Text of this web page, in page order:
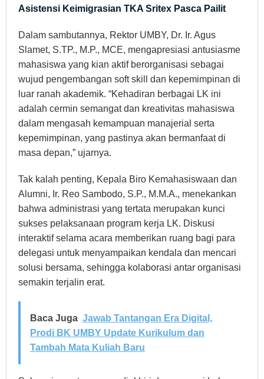
Asistensi Keimigrasian TKA Sritex Pasca Pailit
Dalam sambutannya, Rektor UMBY, Dr. Ir. Agus
Slamet, S.TP., M.P., MCE, mengapresiasi antusiasme
mahasiswa yang kian aktif berorganisasi sebagai
wujud pengembangan soft skill dan kepemimpinan di
luar ranah akademik. “Kehadiran berbagai LK ini
adalah cermin semangat dan kreativitas mahasiswa
dalam mengasah kemampuan manajerial serta
kepemimpinan, yang pastinya akan bermanfaat di
masa depan,” ujarnya.
Tak kalah penting, Kepala Biro Kemahasiswaan dan
Alumni, Ir. Reo Sambodo, S.P., M.M.A., menekankan
bahwa administrasi yang tertata merupakan kunci
sukses pelaksanaan program kerja LK. Diskusi
interaktif selama acara memberikan ruang bagi para
delegasi untuk menyampaikan kendala dan mencari
solusi bersama, sehingga kolaborasi antar organisasi
semakin terjalin erat.
Baca Juga Jawab Tantangan Era Digital,
Prodi BK UMBY Update Kurikulum dan
Tambah Mata Kuliah Baru